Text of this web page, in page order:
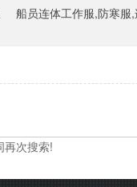
船员连体工作服,防寒服
再次搜索!